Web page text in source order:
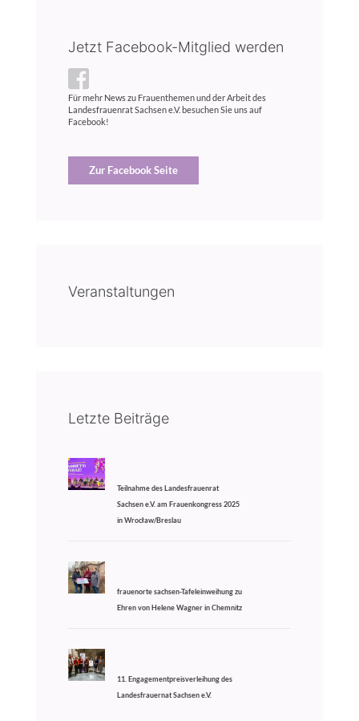
Jetzt Facebook-Mitglied werden
Für mehr News zu Frauenthemen und der Arbeit des
Landesfrauenrat Sachsen e.V. besuchen Sie uns auf
Facebook!
Zur Facebook Seite
Veranstaltungen
Letzte Beiträge
Teilnahme des Landesfrauenrat
Sachsen e.V. am Frauenkongress 2025
in Wrocław/Breslau
frauenorte sachsen-Tafeleinweihung zu
Ehren von Helene Wagner in Chemnitz
11. Engagementpreisverleihung des
Landesfrauernat Sachsen e.V.